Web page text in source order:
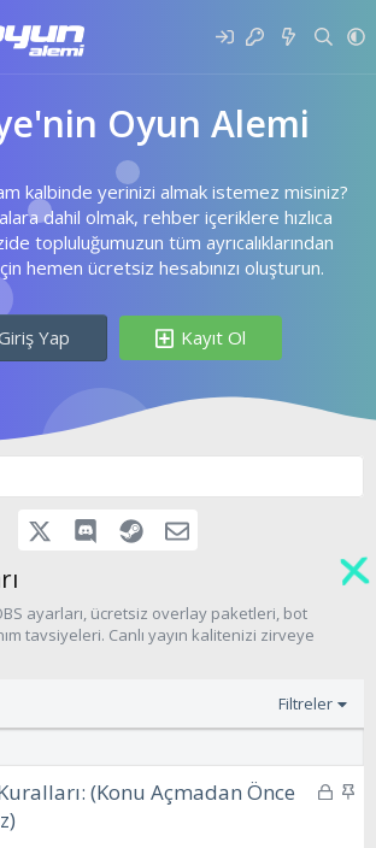
Oyun Alemi
kalbinde yerinizi almak istemez misiniz?
dahil olmak, rehber içeriklere hızlıca
topluluğumuzun tüm ayrıcalıklarından
hemen ücretsiz hesabınızı oluşturun.
Yap Kayıt Ol
X (Twitter)
DiscordSteamİletişime Geç
ayarları, ücretsiz overlay paketleri, bot
tavsiyeleri. Canlı yayın kalitenizi zirveye
Filtreler
K S
(Konu Açmadan Önce